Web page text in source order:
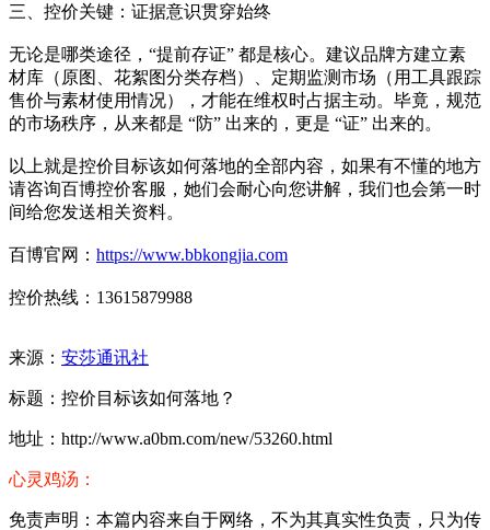
三、控价关键：证据意识贯穿始终
无论是哪类途径，“提前存证” 都是核心。建议品牌方建立素
材库（原图、花絮图分类存档）、定期监测市场（用工具跟踪
售价与素材使用情况），才能在维权时占据主动。毕竟，规范
的市场秩序，从来都是 “防” 出来的，更是 “证” 出来的。
以上就是控价目标该如何落地的全部内容，如果有不懂的地方
请咨询百博控价客服，她们会耐心向您讲解，我们也会第一时
间给您发送相关资料。
百博官网： https://www.bbkongjia.com
控价热线：13615879988
来源： 安莎通讯社
标题：控价目标该如何落地？
地址：http://www.a0bm.com/new/53260.html
心灵鸡汤：
免责声明：本篇内容来自于网络，不为其真实性负责，只为传